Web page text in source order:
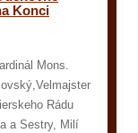
Konci
Mons.
Rádu
a Sestry, Milí